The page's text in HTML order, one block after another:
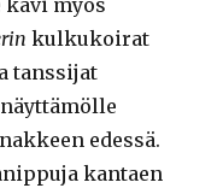
kävi myös
kulkukoirat
tanssijat
edessä.
kantaen